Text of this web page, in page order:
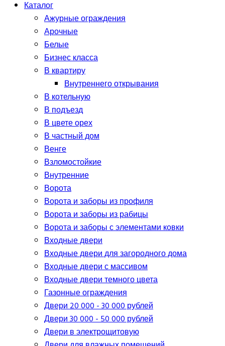
Каталог
Ажурные ограждения
Арочные
Белые
Бизнес класса
В квартиру
Внутреннего открывания
В котельную
В подъезд
В цвете орех
В частный дом
Венге
Взломостойкие
Внутренние
Ворота
Ворота и заборы из профиля
Ворота и заборы из рабицы
Ворота и заборы с элементами ковки
Входные двери
Входные двери для загородного дома
Входные двери с массивом
Входные двери темного цвета
Газонные ограждения
Двери 20 000 - 30 000 рублей
Двери 30 000 - 50 000 рублей
Двери в электрощитовую